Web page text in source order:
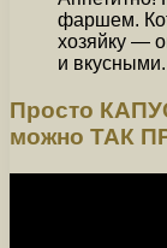
фаршем.
хозяйку —
и вкусными.
Просто
можно ТАК